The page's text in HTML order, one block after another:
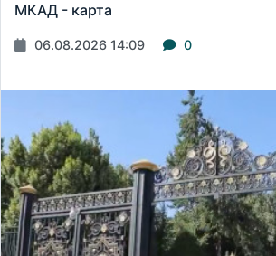
МКАД - карта
06.08.2026 14:09 0